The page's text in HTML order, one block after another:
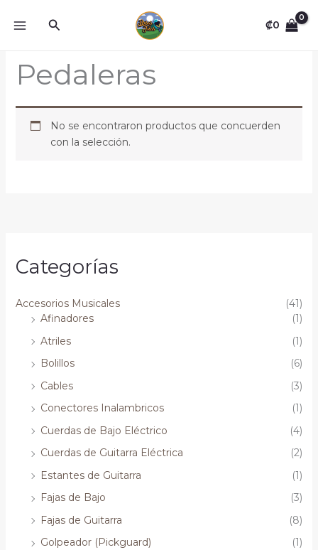
contenido
Buscar ₡0
Categorías
Accesorios Musicales
(41)
Afinadores
(1)
Atriles
(1)
Bolillos
(6)
Cables
(3)
Conectores Inalambricos
(1)
Cuerdas de Bajo Eléctrico
(4)
Cuerdas de Guitarra Eléctrica
(2)
Estantes de Guitarra
(1)
Fajas de Bajo
(3)
Fajas de Guitarra
(8)
Golpeador (Pickguard)
(1)
Pedaleras
No se encontraron productos que concuerden
con la selección.